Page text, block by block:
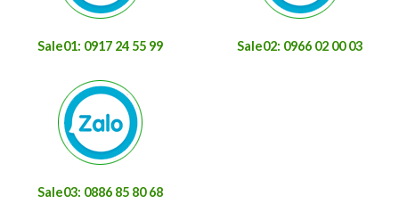
Sale01: 0917 24 55 99 Sale02: 0966 02 00 03
Sale03: 0886 85 80 68